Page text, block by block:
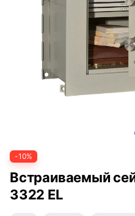
-10%
Встраиваемый
3322 EL